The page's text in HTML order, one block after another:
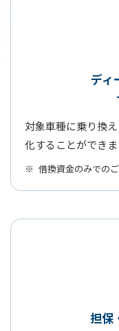
ディ
対象車種に乗り換
化することができま
借換資金のみでの
担保